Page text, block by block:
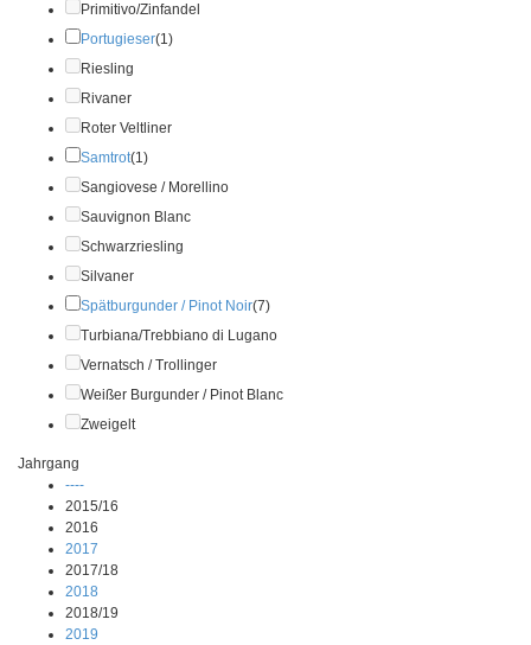
Primitivo/Zinfandel
Portugieser(1)
Riesling
Rivaner
Roter Veltliner
Samtrot(1)
Sangiovese / Morellino
Sauvignon Blanc
Schwarzriesling
Silvaner
Spätburgunder / Pinot Noir(7)
Turbiana/Trebbiano di Lugano
Vernatsch / Trollinger
Weißer Burgunder / Pinot Blanc
Zweigelt
Jahrgang
----
2015/16
2016
2017
2017/18
2018
2018/19
2019